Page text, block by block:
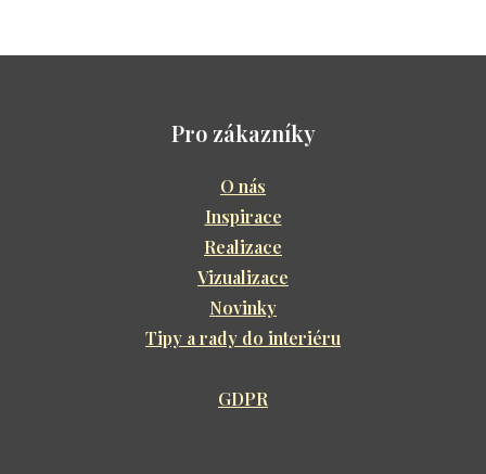
Pro zákazníky
O nás
Inspirace
Realizace
Vizualizace
Novinky
Tipy a rady do interiéru
GDPR